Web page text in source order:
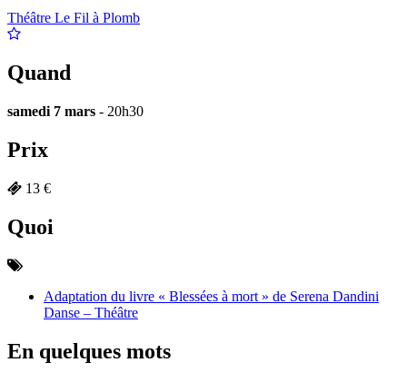
Théâtre Le Fil à Plomb
Quand
samedi 7 mars - 20h30
Prix
13 €
Quoi
Adaptation du livre « Blessées à mort » de Serena Dandini
Danse – Théâtre
En quelques mots